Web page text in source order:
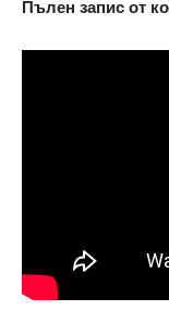
Пълен запис от